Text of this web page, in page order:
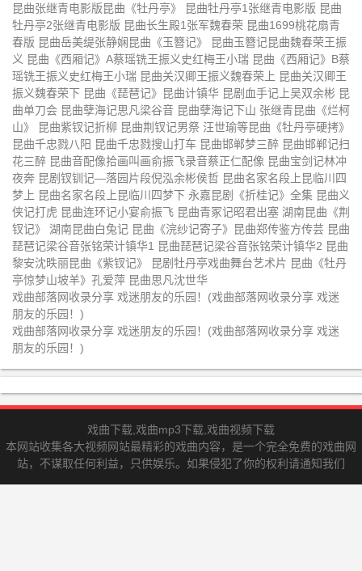
昆剧院
江》
青春版昆曲《牡丹亭》第一百场演
出中
青春版昆曲《牡丹亭》第一百场演
出下
昆曲侯少奎梁谷音张寄蝶音配像
《打虎游街》《戏叔别兄》
昆曲蔡正仁张静娴《评雪辨踪》
昆曲蔡正仁《红梨记亭会》 昆曲李胜素《牡丹亭游园》
昆曲华文漪岳美缇《晴雯》 昆曲蔡正仁张静娴《长生殿絮阁》
张继青《牡丹亭》昆曲电影版
张继青昆剧《朱买臣休妻烂柯山痴
梦泼水》1998
昆曲华文漪顾铁华昆曲《牡丹亭游
园惊梦》
昆曲《牡丹亭游园惊梦》昆曲刘效
裘彩萍
昆曲谷好好昆曲《五子登科之借扇
寄子水斗》
昆曲单雯张争耀昆曲折子戏《踏伞
佳期惊变偷诗》
昆曲计镇华梁谷音昆曲《邯郸梦》
昆曲侯爽晖王振义昆曲《百花记赠
剑》
昆曲鲍学军姚继荪张寄蝶徐云秀昆
曲《打虎游街》
昆曲倪泓丁芸林未冷冰冰谷好好张
昆曲余彬昆曲《长生殿之梦回春如
许》
昆曲罗晨雪《牡丹亭寻梦》
忠北昆
北昆
昆曲十五贯上1956年王传淞华传浩
昆曲十五贯下1956年王传淞华传浩
昆曲断桥梅兰芳
昆曲牡丹亭游园惊梦1960言慧珠俞
昆曲张继青电影版昆曲《牡丹亭》 昆曲牡丹亭1张继青电影版 昆曲
牡丹亭2张继青电影版 昆曲长生殿1张军魏春荣 昆曲1699桃花扇青
春版 昆曲岳美缇张静娴昆曲《玉簪记》 昆曲玉簪记昆曲魏春荣王振
义 昆曲《西厢记》A蔡瑶铣王振义史红梅王小瑞 昆曲《西厢记》B蔡
瑶铣王振义史红梅王小瑞 昆曲关汉卿王振义魏春荣上 昆曲关汉卿王
振义魏春荣下 昆曲《琵琶记》昆曲计镇华 昆剧血手记上吴双余彬 昆
曲单刀会 昆曲孽海记思凡梁谷音 昆曲孽海记下山 张继青昆曲《烂柯
山》 昆曲紫钗记折柳 昆曲荆钗记男祭 汪世瑜等昆曲《牡丹亭硬拷》
昆曲千忠戮八阳 昆曲千忠戮搜山打车 昆曲邯郸梦三醉 昆曲邯郸记扫
花三醉 昆曲音配像拾画叫画俞振飞录音蔡正仁配像 昆曲宝剑记林冲
夜奔 昆剧钗钏记—落园片段倪泓余彬侯哲 昆曲名家名段上昆临川四
梦上 昆曲名家名段上昆临川四梦下 永嘉昆剧《折桂记》全集 昆曲义
侠记打虎 昆曲连环记小宴俞振飞 昆曲青冢记昭君出塞 湖南昆曲《荆
钗记》 湖南昆曲白兔记 昆曲《浣纱记寄子》昆曲郑传鉴方传芸 昆曲
琵琶记梁谷音张铭荣计镇华1 昆曲琵琶记梁谷音张铭荣计镇华2 昆曲
黎安沈昳丽昆曲《紫钗记》 昆剧牡丹亭戏曲舞台艺术片 昆曲《牡丹
亭惊梦山坡羊》孔爱萍 昆曲思凡沈世华
戏曲部落网收录分享 戏迷朋友的乐园！(戏曲部落网收录分享 戏迷
朋友的乐园！)
戏曲部落网收录分享 戏迷朋友的乐园！(戏曲部落网收录分享 戏迷
朋友的乐园！)
戏曲下载,戏曲mp3下载,戏曲视频下载
本网站收集各大视频网站最精彩的戏曲内容，是一个完全免费的戏曲网
站，不谋取任何利益，只供娱乐。如果侵犯了你的权利请通知我们